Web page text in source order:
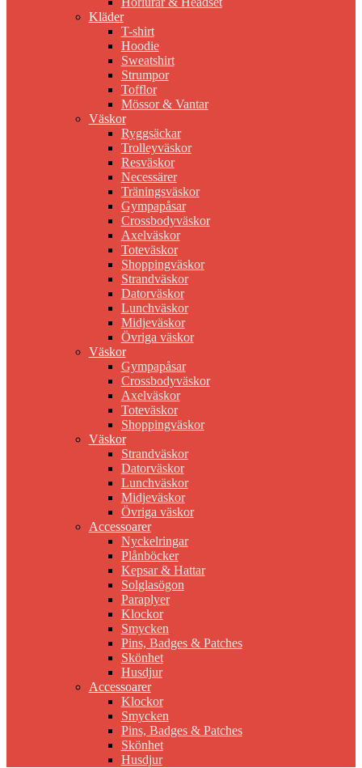
Kläder
T-shirt
Hoodie
Sweatshirt
Strumpor
Tofflor
Mössor & Vantar
Väskor
Ryggsäckar
Trolleyväskor
Resväskor
Necessärer
Träningsväskor
Gympapåsar
Crossbodyväskor
Axelväskor
Toteväskor
Shoppingväskor
Strandväskor
Datorväskor
Lunchväskor
Midjeväskor
Övriga väskor
Väskor
Gympapåsar
Crossbodyväskor
Axelväskor
Toteväskor
Shoppingväskor
Väskor
Strandväskor
Datorväskor
Lunchväskor
Midjeväskor
Övriga väskor
Accessoarer
Nyckelringar
Plånböcker
Kepsar & Hattar
Solglasögon
Paraplyer
Klockor
Smycken
Pins, Badges & Patches
Skönhet
Husdjur
Accessoarer
Klockor
Smycken
Pins, Badges & Patches
Skönhet
Husdjur